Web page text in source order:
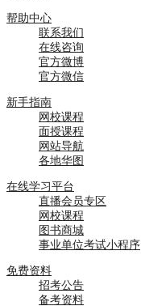
帮助中心
联系我们
在线咨询
官方微博
官方微信
新手指南
网校课程
面授课程
网站导航
各地华图
在线学习平台
直播会员专区
网校课程
图书商城
事业单位考试小程序
免费资料
招考公告
备考资料